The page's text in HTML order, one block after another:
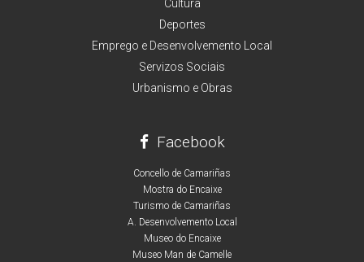
Cultura
Deportes
Emprego e Desenvolvemento Local
Servizos Sociais
Urbanismo e Obras
Facebook
Concello de Camariñas
Mostra do Encaixe
Turismo de Camariñas
A. Desenvolvemento Local
Museo do Encaixe
Museo Man de Camelle